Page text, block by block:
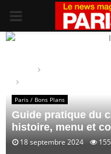
PRIMARY
MENU
Paris / Bons Plans
Guide pratique du
histoire, menu et
18 septembre 2024